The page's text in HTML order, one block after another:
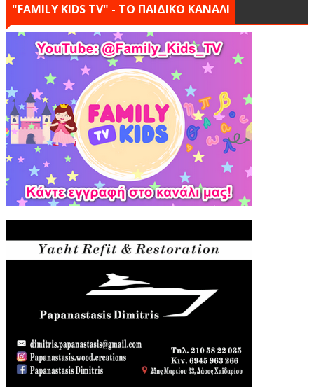
"FAMILY KIDS TV" - ΤΟ ΠΑΙΔΙΚΟ ΚΑΝΑΛΙ